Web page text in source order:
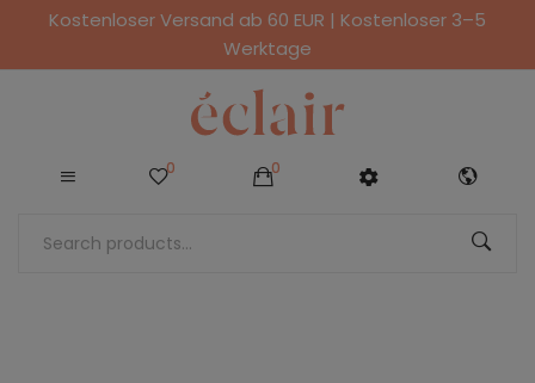
Kostenloser Versand ab 60 EUR | Kostenloser 3–5
Werktage
0 0